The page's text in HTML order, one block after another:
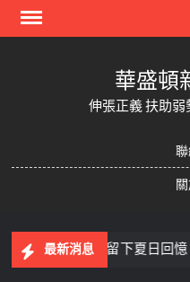
Skip
華盛頓
伸張正義 扶助弱
最新消息
、聽音樂留下夏日回憶